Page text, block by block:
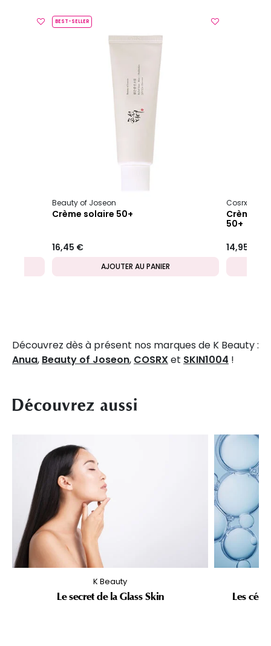
BEST-SELLER
Beauty of Joseon
Crème solaire 50+
16,45 €
AJOUTER AU PANIER
Cosrx
Crème
50+
14,95 €
Découvrez dès à présent nos marques de K Beauty :
Anua, Beauty of Joseon, COSRXet SKIN1004 !
Découvrez aussi
K Beauty
Le secret de la Glass Skin Les